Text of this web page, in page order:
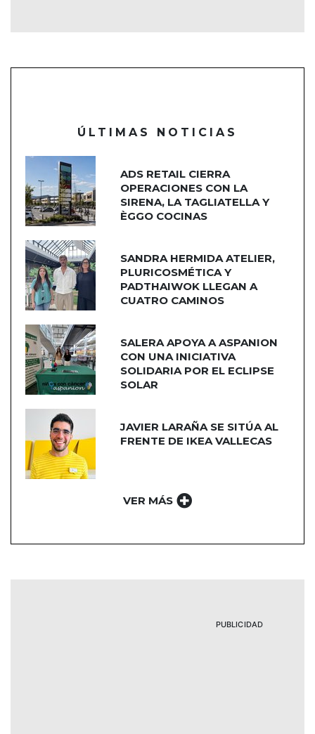
ÚLTIMAS NOTICIAS
ADS RETAIL CIERRA
OPERACIONES CON LA
SIRENA, LA TAGLIATELLA Y
ÈGGO COCINAS
SANDRA HERMIDA ATELIER,
PLURICOSMÉTICA Y
PADTHAIWOK LLEGAN A
CUATRO CAMINOS
SALERA APOYA A ASPANION
CON UNA INICIATIVA
SOLIDARIA POR EL ECLIPSE
SOLAR
JAVIER LARAÑA SE SITÚA AL
FRENTE DE IKEA VALLECAS
VER MÁS
PUBLICIDAD